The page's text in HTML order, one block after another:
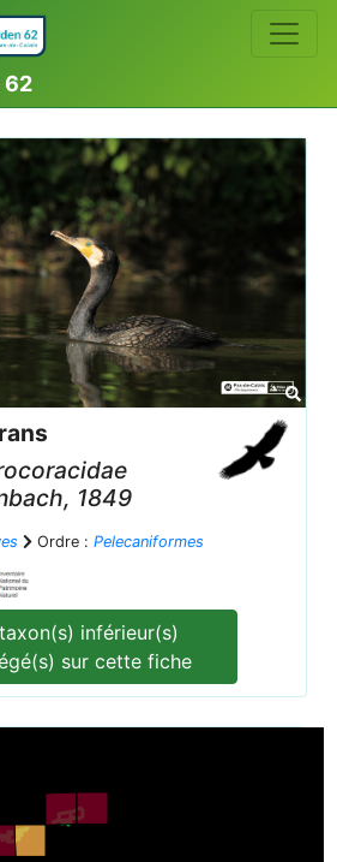
62
1849
Ordre : Pelecaniformes
taxon(s) inférieur(s)
agrégé(s) sur cette fiche